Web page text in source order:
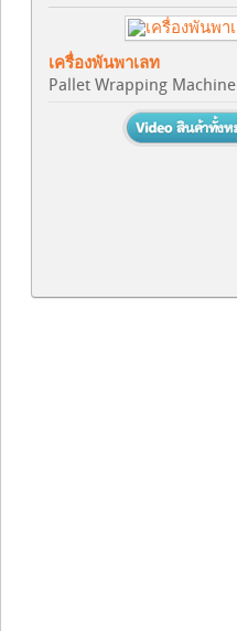
เครื่องพันพาเลท
Pallet Wrapping Machine